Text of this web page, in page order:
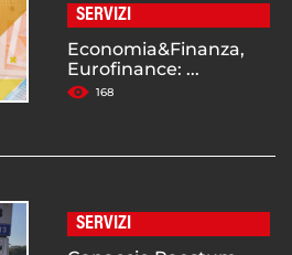
SERVIZI
Economia&Finanza,
Eurofinance: ...
168
SERVIZI